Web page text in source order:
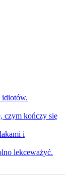
idiotów.
czym kończy się
i
lekceważyć.